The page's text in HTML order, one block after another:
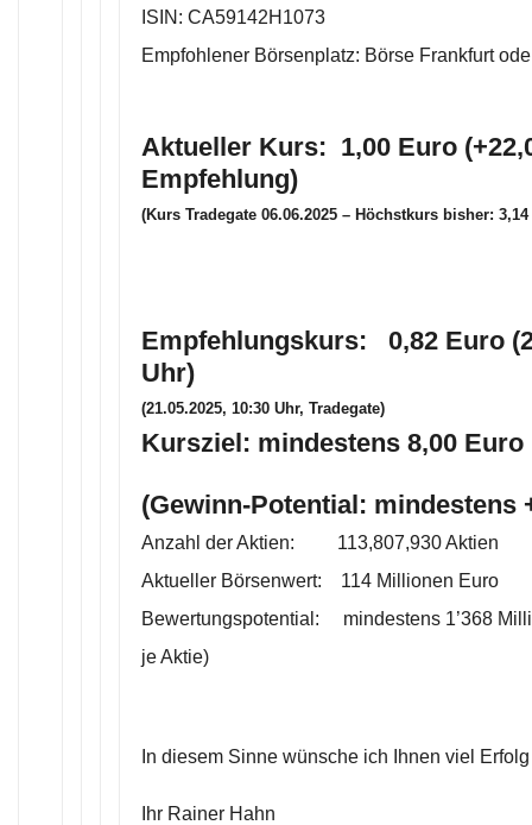
ISIN: CA59142H1073
Empfohlener Börsenplatz: Börse Frankfurt
Aktueller Kurs: 1,00 Euro
Empfehlung)
(Kurs Tradegate 06.06.2025 – Höchstkurs bisher:
Empfehlungskurs: 0,82 Euro
Uhr)
(21.05.2025, 10:30 Uhr, Tradegate)
Kursziel: mindestens 8,00 Euro
(Gewinn-Potential: mindestens
Anzahl der Aktien: 113,807,930 Aktien
Aktueller Börsenwert: 114 Millionen Euro
Bewertungspotential: mindestens 1’368
je Aktie)
In diesem Sinne wünsche ich Ihnen viel
Ihr Rainer Hahn